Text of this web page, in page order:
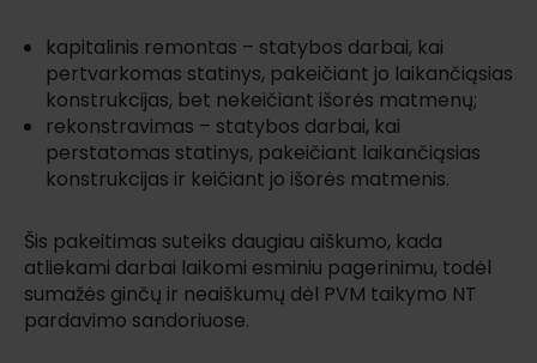
kapitalinis remontas – statybos darbai, kai
pertvarkomas statinys, pakeičiant jo laikančiąsias
konstrukcijas, bet nekeičiant išorės matmenų;
rekonstravimas – statybos darbai, kai
perstatomas statinys, pakeičiant laikančiąsias
konstrukcijas ir keičiant jo išorės matmenis.
Šis pakeitimas suteiks daugiau aiškumo, kada
atliekami darbai laikomi esminiu pagerinimu, todėl
sumažės ginčų ir neaiškumų dėl PVM taikymo NT
pardavimo sandoriuose.